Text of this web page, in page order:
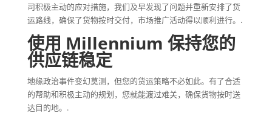
司积极主动的应对措施，我们及早发现了问题并重新安排了货
运路线，确保了货物按时交付，市场推广活动得以顺利进行。.
使用 Millennium 保持您的
供应链稳定
地缘政治事件变幻莫测，但您的货运策略不必如此。有了合适
的帮助和积极主动的规划，您就能渡过难关，确保货物按时送
达目的地。.